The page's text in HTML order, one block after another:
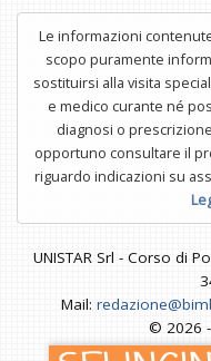
Le informazioni
scopo puramente
sostituirsi alla visita
e medico curante né
diagnosi o
opportuno consultare il
riguardo indicazioni su
UNISTAR Srl - Corso di
Mail:
© 2026